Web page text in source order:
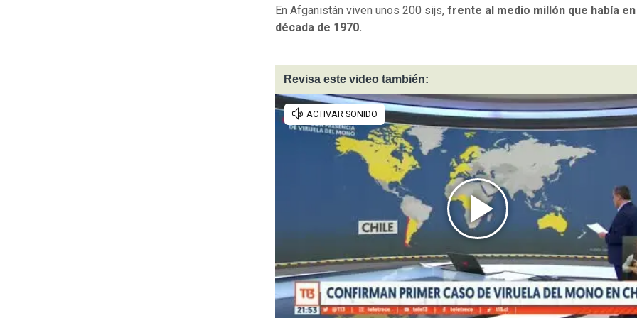
En Afganistán viven unos 200 sijs, frente al medio millón que había
década de 1970.
Revisa este video también: